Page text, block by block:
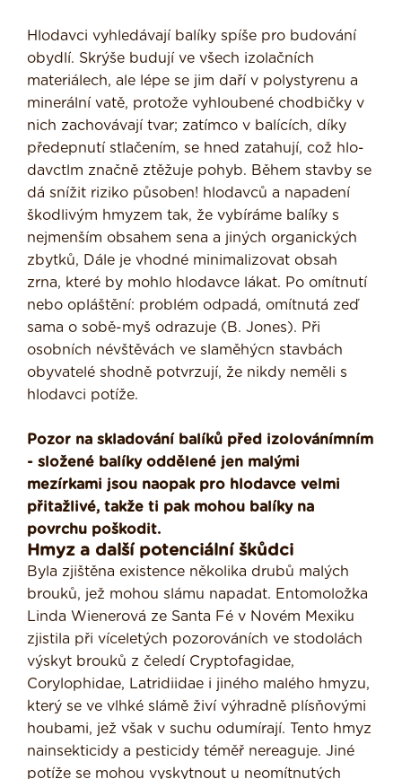
Hlodavci vyhledávají balíky spíše pro budování
obydlí. Skrýše budují ve všech izolačních
materiálech, ale lépe se jim daří v polystyrenu a
minerální vatě, protože vyhloubené chodbičky v
nich zachovávají tvar; zatímco v balících, díky
předepnutí stlačením, se hned zatahují, což hlo­
davctlm značně ztěžuje pohyb. Během stavby se
dá snížit riziko působen! hlo­davců a napadení
škodlivým hmyzem tak, že vybíráme balíky s
nejmenším obsahem sena a jiných organických
zbytků, Dále je vhodné minimalizovat obsah
zrna, které by mohlo hlodavce lákat. Po omítnutí
nebo opláštění: problém odpadá, omítnutá zeď
sama o sobě-myš odrazuje (B. Jones). Při
osobních névštěvách ve slaměhýcn stav­bách
obyvatelé shodně potvrzují, že nikdy neměli s
hlodavci potíže.
Pozor na skladování balíků před izolováním­ním
- složené balíky oddělené jen malými
mezírkami jsou naopak pro hlodavce velmi
přitažlivé, takže ti pak mohou balíky na
povrchu poškodit.
Hmyz a další potenciální škůdci
Byla zjištěna existence několika drubů malých
brouků, jež mohou slámu napadat. Entomoložka
Linda Wienerová ze Santa Fé v Novém Mexiku
zjistila při víceletých pozorováních ve stodolách
výskyt brouků z čeledí Cryptofagidae,
Corylophidae, Latridiidae i jiného malého hmyzu,
který se ve vlhké slámě živí výhradně plísňo­vými
houbami, jež však v suchu odumírají. Tento hmyz
nainsekticidy a pesticidy téměř nereaguje. Jiné
potíže se mohou vyskytnout u neomítnutých